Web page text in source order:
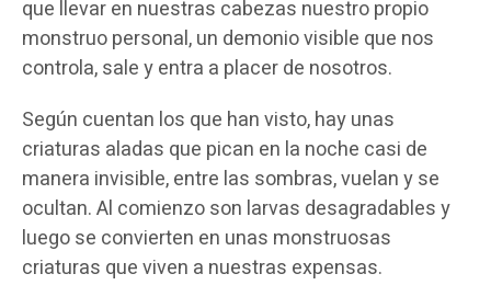
que llevar en nuestras cabezas nuestro propio
monstruo personal, un demonio visible que nos
controla, sale y entra a placer de nosotros.
Según cuentan los que han visto, hay unas
criaturas aladas que pican en la noche casi de
manera invisible, entre las sombras, vuelan y se
ocultan. Al comienzo son larvas desagradables y
luego se convierten en unas monstruosas
criaturas que viven a nuestras expensas.